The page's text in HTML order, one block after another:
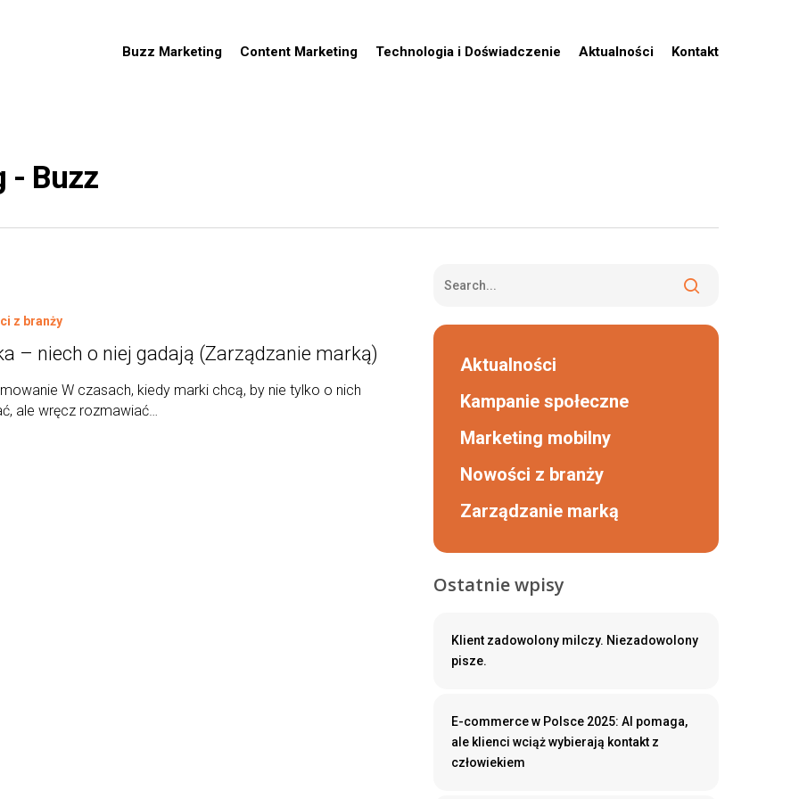
Buzz Marketing Content Marketing Technologia i Doświadczenie Aktualności Kontakt
- Buzz
z branży
– niech o niej gadają (Zarządzanie marką)
W czasach, kiedy marki chcą, by nie tylko o nich
ale wręcz rozmawiać…
Aktualności
Kampanie społeczne
Marketing mobilny
Nowości z branży
Zarządzanie marką
Ostatnie wpisy
Klient zadowolony milczy. Niezadowolony
pisze.
E-commerce w Polsce 2025: AI pomaga,
ale klienci wciąż wybierają kontakt z
człowiekiem